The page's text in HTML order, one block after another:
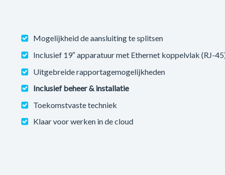
Mogelijkheid de aansluiting te splitsen
Inclusief 19″ apparatuur met Ethernet koppelvlak (RJ-
Uitgebreide rapportagemogelijkheden
Inclusief beheer & installatie
Toekomstvaste techniek
Klaar voor werken in de cloud